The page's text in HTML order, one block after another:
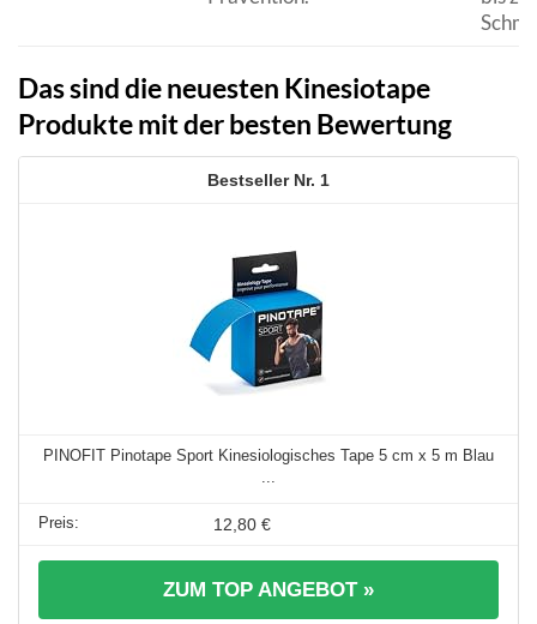
Das sind die neuesten Kinesiotape
Produkte mit der besten Bewertung
1
PINOFIT Pinotape Sport Kinesiologisches Tape 5 cm x 5 m Blau
12,80 €
ZUM TOP ANGEBOT »